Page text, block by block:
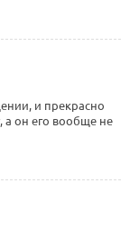
и прекрасно
а он его вообще не